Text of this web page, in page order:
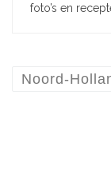
foto’s en
Noord-